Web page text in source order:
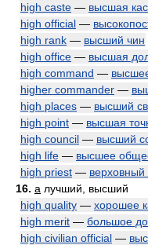
high caste — высшая
high official —
high rank — высший чин
high office — высшая
high command —
higher commander —
high places — высший
high point — высшая
high council — высший
high life — высшее
high priest — верховный
16. a лучший, высший
high quality — хорошее
high merit — большое
high civilian official —